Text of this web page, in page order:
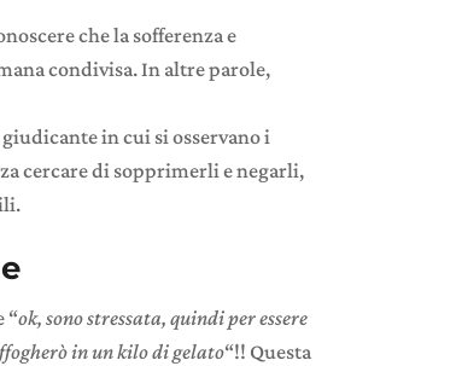
che la sofferenza e
condivisa. In altre parole,
in cui si osservano i
cercare di sopprimerli e negarli,
“ok, sono stressata, quindi per essere
in un kilo di gelato“!! Questa